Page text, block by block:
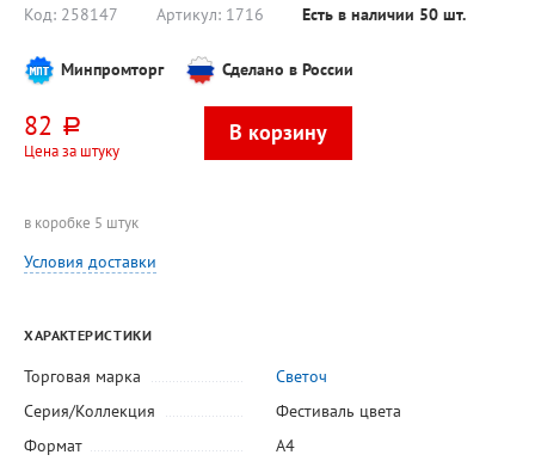
Код: 258147 Артикул: 1716 Есть в наличии 50 шт.
Минпромторг Сделано в России
82 руб.
Цена за штуку
в коробке 5 штук
Условия доставки
ХАРАКТЕРИСТИКИ
Торговая марка
Светоч
Серия/Коллекция
Фестиваль цвета
Формат
А4